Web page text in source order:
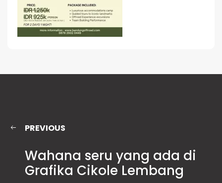
PREVIOUS
Wahana seru yang ada di
Grafika Cikole Lembang